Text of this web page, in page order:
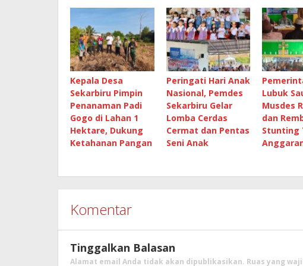
Kepala Desa
Sekarbiru Pimpin
Penanaman Padi
Gogo di Lahan 1
Hektare, Dukung
Ketahanan Pangan
Peringati Hari Anak
Nasional, Pemdes
Sekarbiru Gelar
Lomba Cerdas
Cermat dan Pentas
Seni Anak
Lubuk
Musdes
dan
Stunting
Komentar
Tinggalkan Balasan
Alamat email Anda tidak akan dipublikasikan. Ruas yang